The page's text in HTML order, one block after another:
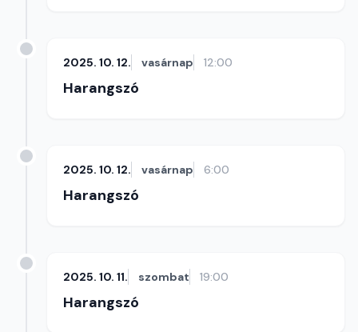
2025. 10. 12. vasárnap 12:00
Harangszó
2025. 10. 12. vasárnap 6:00
Harangszó
2025. 10. 11. szombat 19:00
Harangszó